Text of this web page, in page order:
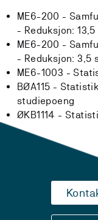
ME6-200 -
- Reduksjon:
ME6-200 -
- Reduksjon: 3,5
ME6-1003 -
BØA115 -
studiepoeng
ØKB1114 -